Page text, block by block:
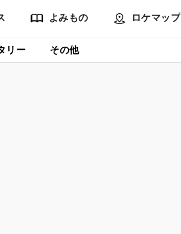
よみもの ロケマップ
リー その他